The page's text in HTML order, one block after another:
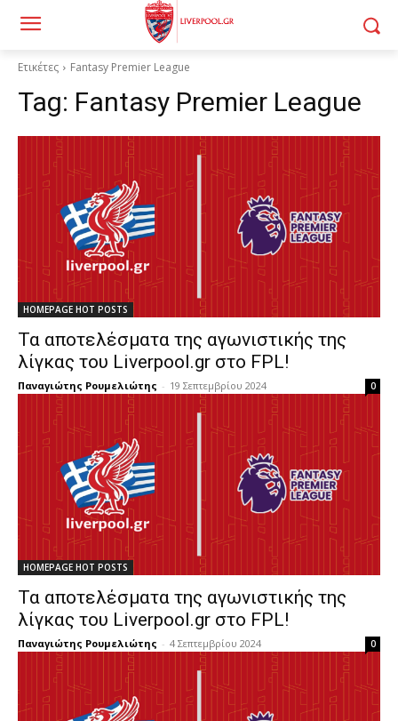
Ετικέτες Fantasy Premier League
Tag: Fantasy Premier League
HOMEPAGE HOT POSTS
Τα αποτελέσματα της αγωνιστικής της
λίγκας του Liverpool.gr στο FPL!
Παναγιώτης Ρουμελιώτης - 19 Σεπτεμβρίου 2024 0
HOMEPAGE HOT POSTS
Τα αποτελέσματα της αγωνιστικής της
λίγκας του Liverpool.gr στο FPL!
Παναγιώτης Ρουμελιώτης - 4 Σεπτεμβρίου 2024 0